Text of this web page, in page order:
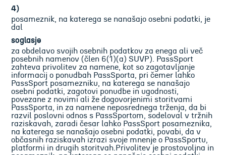
4)
posameznik, na katerega se nanašajo osebni podatki, je
dal
soglasje
za obdelavo svojih osebnih podatkov za enega ali več
posebnih namenov (člen 6(1)(a) SUVP). PassSport
zahteva privolitev za namene, kot so zagotavljanje
informacij o ponudbah PassSporta, pri čemer lahko
PassSport posamezniku, na katerega se nanašajo
osebni podatki, zagotovi ponudbe in ugodnosti,
povezane z novimi ali že dogovorjenimi storitvami
PassSporta, in za namene neposrednega trženja, da bi
razvil poslovni odnos s PassSportom, sodeloval v tržnih
raziskavah, zaradi česar lahko PassSport posameznika,
na katerega se nanašajo osebni podatki, povabi, da v
občasnih raziskavah izrazi svoje mnenje o PassSportu,
platformi in drugih storitvah.Privolitev je prostovoljna in